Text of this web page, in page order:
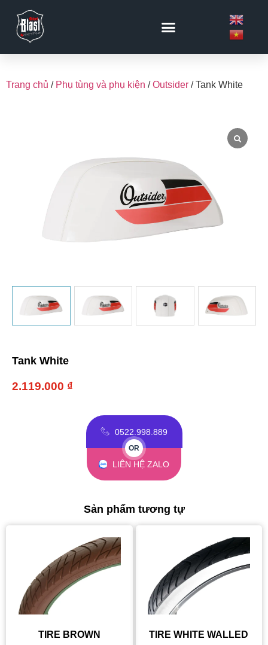
Trang chủ / Phụ tùng và phụ kiện /Outsider / Tank White
Tank White
2.119.000 ₫
0522.998.889
OR
LIÊN HỆ ZALO
Sản phẩm tương tự
TIRE BROWN TIRE WHITE WALLED